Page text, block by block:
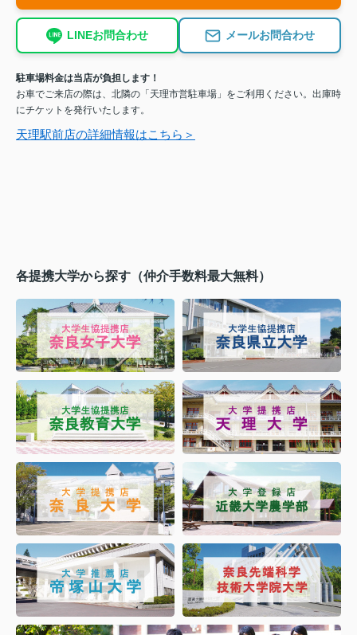
LINEお問合わせ メールお問合わせ
駐車場料金は当店が負担します！
お車でご来店の際は、北隣の「天理市営駐車場」をご利用ください。出庫時
にチケットを発行いたします。
天理駅前店の詳細情報はこちら＞
各提携大学から探す（仲介手数料最大無料）